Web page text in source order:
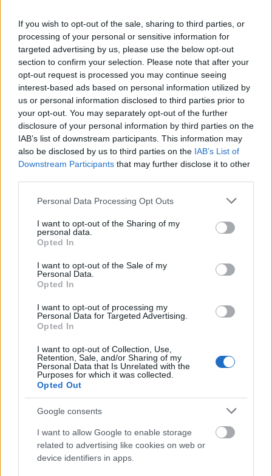
If you wish to opt-out of the sale, sharing to third parties, or
processing of your personal or sensitive information for
targeted advertising by us, please use the below opt-out
section to confirm your selection. Please note that after your
opt-out request is processed you may continue seeing
interest-based ads based on personal information utilized by
us or personal information disclosed to third parties prior to
your opt-out. You may separately opt-out of the further
disclosure of your personal information by third parties on the
IAB’s list of downstream participants. This information may
also be disclosed by us to third parties on the IAB’s List of
Downstream Participants that may further disclose it to other
Please note that this website/app uses one or more Google
not limited to your visit or usage behaviour. You may click to
grant or deny consent to Google and its third-party tags to
use your data for below specified purposes in below Google
consent section.
Personal Data Processing Opt Outs
I want to opt-out of the Sharing of my
personal data.
Opted In
I want to opt-out of the Sale of my
Personal Data.
Opted In
I want to opt-out of processing my
Personal Data for Targeted Advertising.
Opted In
I want to opt-out of Collection, Use,
Retention, Sale, and/or Sharing of my
Personal Data that Is Unrelated with the
Purposes for which it was collected.
Opted Out
Google consents
I want to allow Google to enable storage
related to advertising like cookies on web or
device identifiers in apps.
Kingsmantömegpusztító fegyverét vetették volna be,
mindenki halomra gyilkolja egymást. Majd ez
minden előzmény nélkül átcsap egy fekete
komédiába (á laShaun of the Dead), ahol a jelnek
egy újabb hatását ismerhetjük meg, zseniálisan
groteszk poénokkal körítve. A finálé pedig már a
képzelet és valóság határán játszadozva a kettőnek
sajátos egyvelegét előállítva tesz pontot az egész
film végére.
Éppen ezért a The Signalt tényleg csak három
különböző alkotásként lehet értékelni: egy érdekes
alapötletű, de alapvetően nem túl mély vagy
fantáziadús világvége-filmként, egy pazar, véres
komédiaként, és egy bizarr sci-fi thrillerként.
Kétségtelen azonban, hogy a három elemet az
alkotók egy nagyon is határozott elképzelésre fűzték
fel, amely a tömegmédia és valóságpercepció
kérdésében hasonló elveket fogalmaz meg és
hasonló húrokat penget, mint a szintén remek
Pontypool. Ilyen szemmel nézve pedig tökéletesen
kerek és elgondolkodtató elképzelés lehetne a The
Signal, ha a stílus nem venné át az uralmat felette.
elbeszélésmódot, az egyes szakaszait sokkal
könnyebb öncélúsággal vádolnom, amelyekbe
bizonyos jelenetek csak azért kerültek, hogy az adott
hangulatot kellően gyorsan egyértelművé tegyék, a
nagy egész szempontjából viszont nem feltétlenül
soron tartalmas, és sok esetben szórakoztató
élményről van szó, de valószínűleg az első szó, ami
utólag eszünkbe fog jut vele kapcsolatban, az a